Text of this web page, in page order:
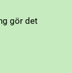
gör det